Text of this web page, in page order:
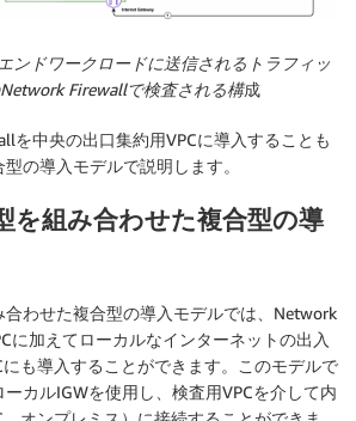
ンドワークロードに送信されるトラフィッ
Firewallで検査される構成
を中央の出口集約用VPCに導入することも
の導入モデルで説明します。
を組み合わせた複合型の導
わせた複合型の導入モデルでは、Network
に加えてローカルなインターネットの出入
も導入することができます。このモデルで
カルIGWを使用し、検査用VPCを介して内